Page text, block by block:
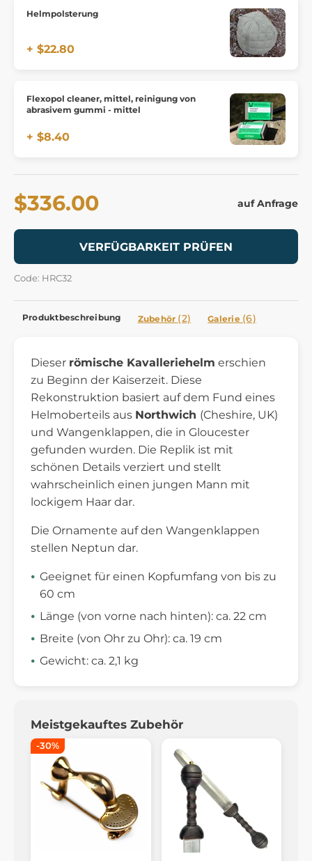
Helmpolsterung
+ $22.80
Flexopol cleaner, mittel, reinigung von
abrasivem gummi - mittel
+ $8.40
$336.00 auf Anfrage
VERFÜGBARKEIT PRÜFEN
Code: HRC32
Produktbeschreibung Zubehör (2) Galerie (6)
Dieser römische Kavalleriehelm erschien
zu Beginn der Kaiserzeit. Diese
Rekonstruktion basiert auf dem Fund eines
Helmoberteils aus Northwich (Cheshire, UK)
und Wangenklappen, die in Gloucester
gefunden wurden. Die Replik ist mit
schönen Details verziert und stellt
wahrscheinlich einen jungen Mann mit
lockigem Haar dar.
Die Ornamente auf den Wangenklappen
stellen Neptun dar.
Geeignet für einen Kopfumfang von bis zu
60 cm
Länge (von vorne nach hinten): ca. 22 cm
Breite (von Ohr zu Ohr): ca. 19 cm
Gewicht: ca. 2,1 kg
Meistgekauftes Zubehör
-30%